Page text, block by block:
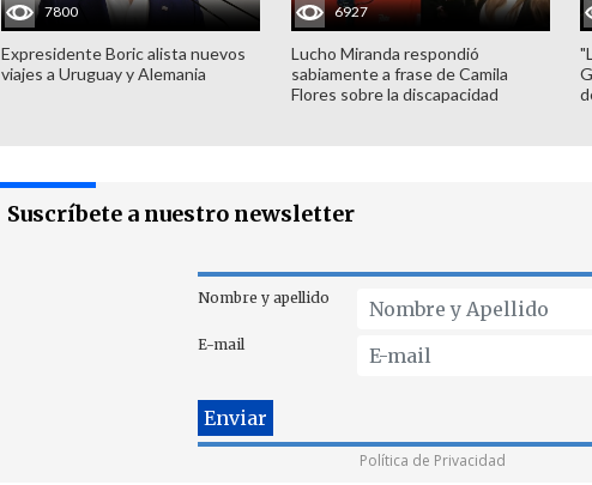
7800
Expresidente Boric alista nuevos
viajes a Uruguay y Alemania
6927
Lucho Miranda respondió
sabiamente a frase de Camila
Flores sobre la discapacidad
Suscríbete a nuestro newsletter
Nombre y apellido
E-mail
Política de Privacidad